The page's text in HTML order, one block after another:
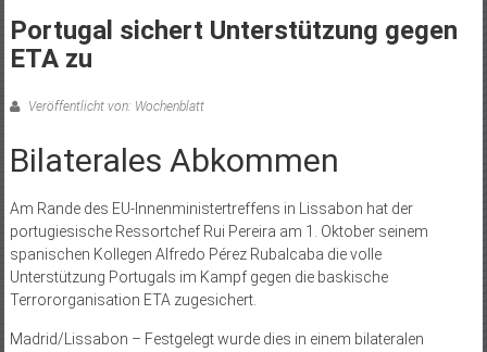
Portugal sichert Unterstützung gegen
ETA zu
Veröffentlicht von: Wochenblatt
Bilaterales Abkommen
Am Rande des EU-Innenministertreffens in Lissabon hat der
portugiesische Ressortchef Rui Pereira am 1. Oktober seinem
spanischen Kollegen Alfredo Pérez Rubalcaba die volle
Unterstützung Portugals im Kampf gegen die baskische
Terrororganisation ETA zugesichert.
Madrid/Lissabon – Festgelegt wurde dies in einem bilateralen